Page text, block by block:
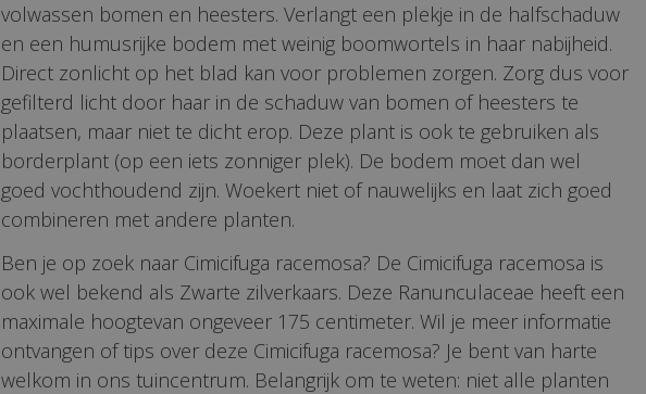
volwassen bomen en heesters. Verlangt een plekje in de halfschaduw
en een humusrijke bodem met weinig boomwortels in haar nabijheid.
Direct zonlicht op het blad kan voor problemen zorgen. Zorg dus voor
gefilterd licht door haar in de schaduw van bomen of heesters te
plaatsen, maar niet te dicht erop. Deze plant is ook te gebruiken als
borderplant (op een iets zonniger plek). De bodem moet dan wel
goed vochthoudend zijn. Woekert niet of nauwelijks en laat zich goed
combineren met andere planten.
Ben je op zoek naar Cimicifuga racemosa? De Cimicifuga racemosa is
ook wel bekend als Zwarte zilverkaars. Deze Ranunculaceae heeft een
maximale hoogtevan ongeveer 175 centimeter. Wil je meer informatie
ontvangen of tips over deze Cimicifuga racemosa? Je bent van harte
welkom in ons tuincentrum. Belangrijk om te weten: niet alle planten